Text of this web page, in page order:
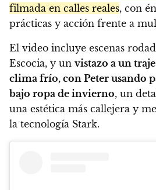
filmada en calles reales, con
prácticas y acción frente a
El video incluye escenas
Escocia, y un vistazo a un
clima frío, con Peter usando
bajo ropa de invierno, un
una estética más callejera y
la tecnología Stark.